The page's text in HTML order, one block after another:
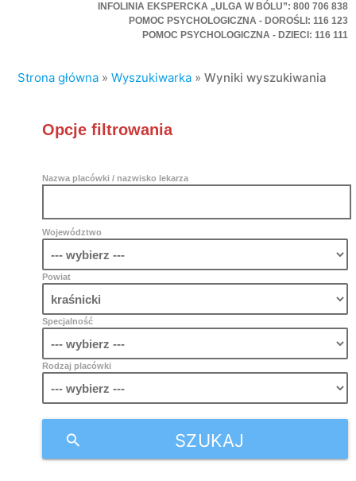
INFOLINIA EKSPERCKA „ULGA W BÓLU”: 800 706 838
POMOC PSYCHOLOGICZNA - DOROŚLI: 116 123
POMOC PSYCHOLOGICZNA - DZIECI: 116 111
Strona główna »Wyszukiwarka »Wyniki wyszukiwania
Opcje filtrowania
Nazwa placówki / nazwisko lekarza
Województwo
Powiat
Specjalność
Rodzaj placówki
SZUKAJ
search